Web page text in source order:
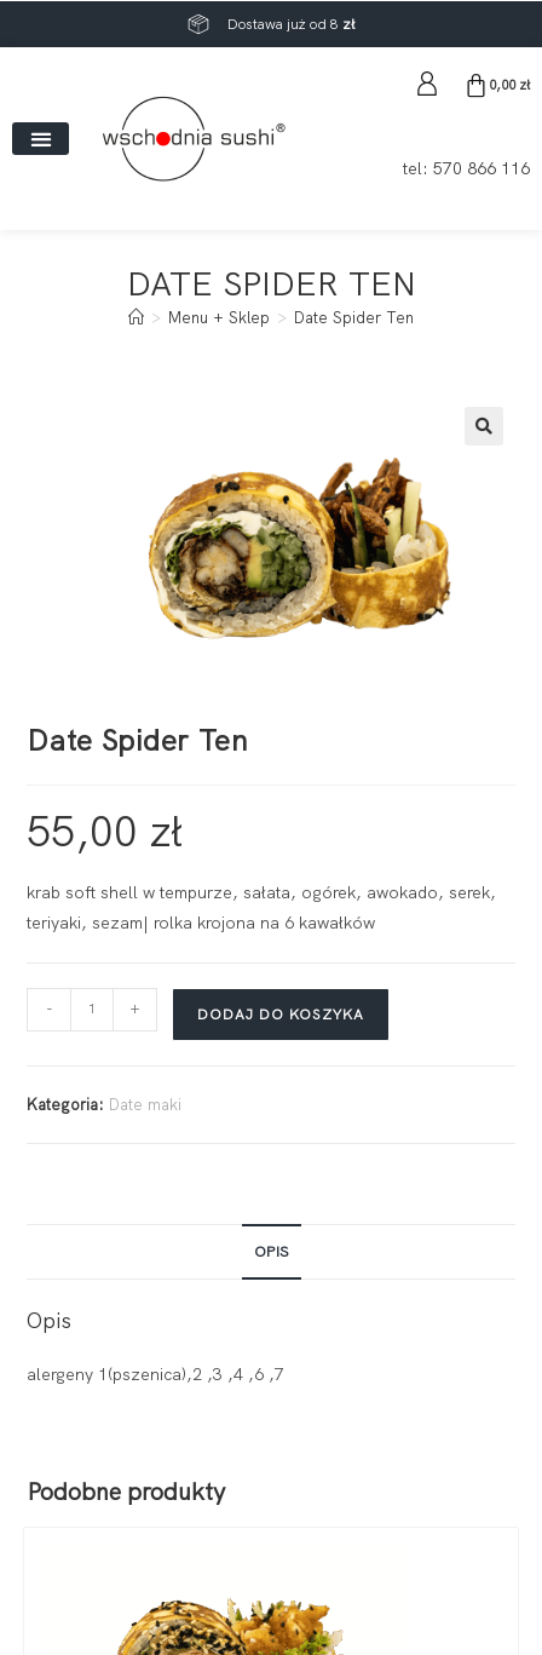
Dostawa już od 8 zł
0,00 zł
tel: 570 866 116
DATE SPIDER TEN
> Menu + Sklep > Date Spider Ten
Date Spider Ten
55,00 zł
krab soft shell w tempurze, sałata, ogórek, awokado, serek,
teriyaki, sezam| rolka krojona na 6 kawałków
- + DODAJ DO KOSZYKA
Kategoria: Date maki
OPIS
Opis
alergeny 1(pszenica),2 ,3 ,4 ,6 ,7
Podobne produkty